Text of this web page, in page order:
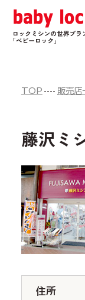
TOP 販売店
藤沢ミ
住所